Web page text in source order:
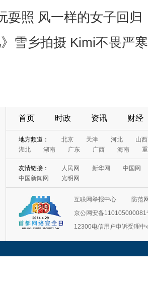
耍照 风一样的女子回归
》雪乡拍摄 Kimi不畏严
首页 时政 资讯 财经
地方频道： 北京 天津 河北
山西
湖北
湖南 广东 广西 海南
友情链接： 人民网 新华网
中国网
中国新闻网
光明网
互联网举报中心
防范
京公网安备110105000081
12300电信用户申诉受理中